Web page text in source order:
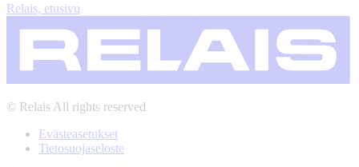
Relais, etusivu
© Relais All rights reserved
Evästeasetukset
Tietosuojaseloste